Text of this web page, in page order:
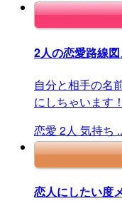
2人の恋愛路線
自分と相手の名
にしちゃいます！
恋愛 2人 気持ち
恋人にしたい度